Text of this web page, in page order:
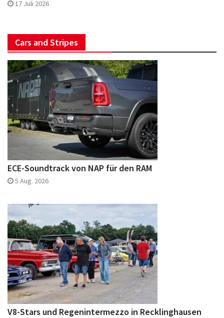
17 Juli 2026
Cars and Stripes
ECE-Soundtrack von NAP für den RAM
5 Aug. 2026
V8-Stars und Regenintermezzo in Recklinghausen